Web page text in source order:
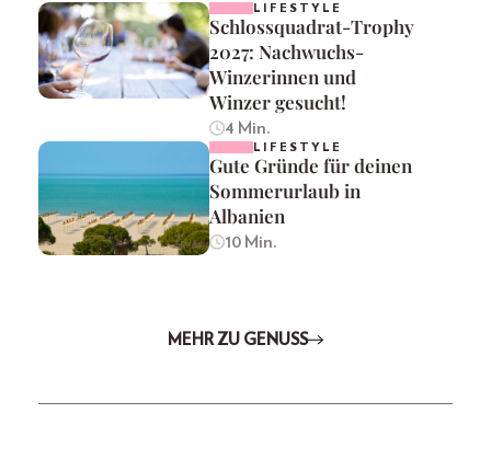
LIFESTYLE
Schlossquadrat-Trophy
2027: Nachwuchs-
Winzerinnen und
Winzer gesucht!
4 Min.
LIFESTYLE
Gute Gründe für deinen
Sommerurlaub in
Albanien
10 Min.
MEHR ZU GENUSS